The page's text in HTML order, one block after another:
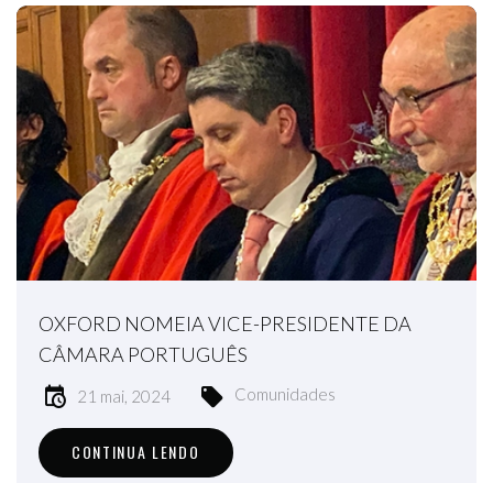
OXFORD NOMEIA VICE-PRESIDENTE DA
CÂMARA PORTUGUÊS
21 mai, 2024 Comunidades
CONTINUA LENDO